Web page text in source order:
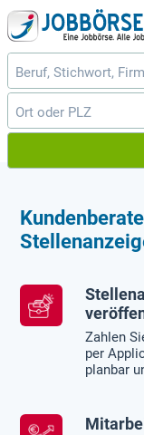
Zahlen
per
planbar